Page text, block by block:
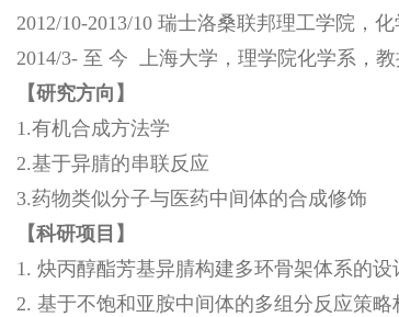
2012/10-2013/10 瑞士洛桑联邦理工学院，
2014/3- 至 今 上海大学，理学院化学系，教
【研究方向】
1.有机合成方法学
2.基于异腈的串联反应
3.药物类似分子与医药中间体的合成修饰
【科研项目】
1. 炔丙醇酯芳基异腈构建多环骨架体系的
2. 基于不饱和亚胺中间体的多组分反应策